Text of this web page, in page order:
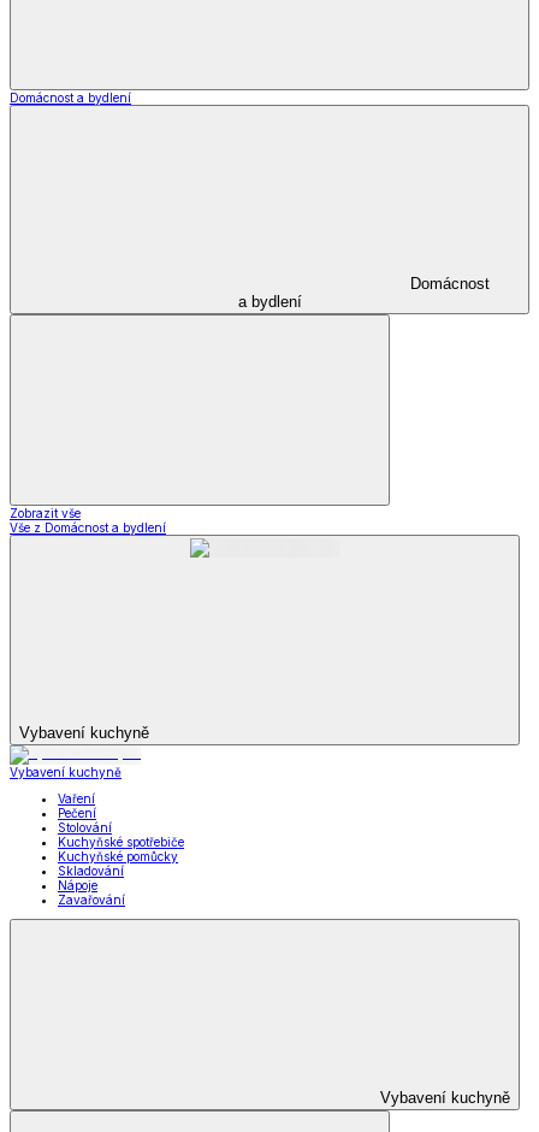
Domácnost a bydlení
Domácnost
a bydlení
Zobrazit vše
Vše z Domácnost a bydlení
Vybavení kuchyně
Vybavení kuchyně
Vaření
Pečení
Stolování
Kuchyňské spotřebiče
Kuchyňské pomůcky
Skladování
Nápoje
Zavařování
Vybavení kuchyně